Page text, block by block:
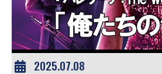
2025.07.08